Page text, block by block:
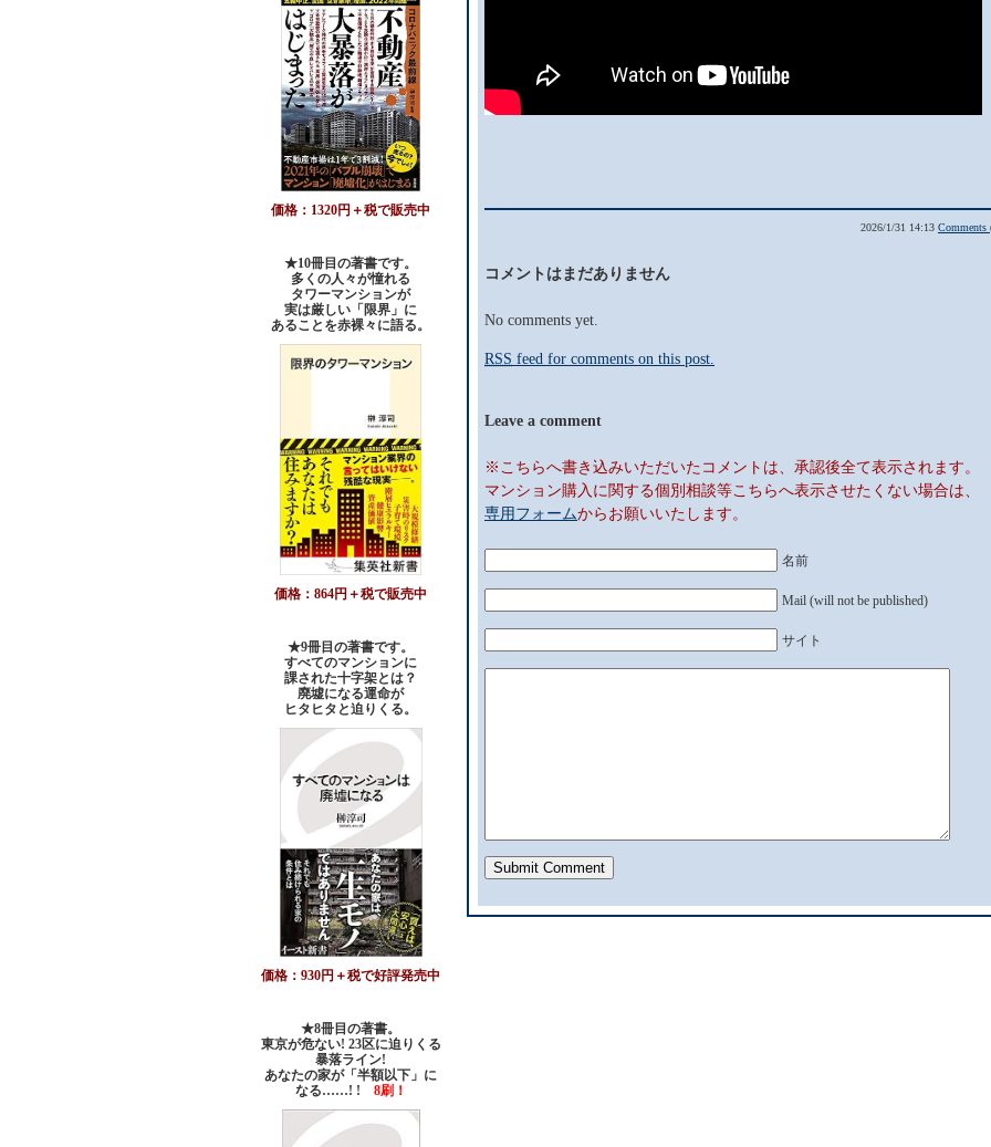
価格：1320円＋税で販売中
★10冊目の著書です。
多くの人々が憧れる
タワーマンションが
実は厳しい「限界」に
あることを赤裸々に語る。
価格：864円＋税で販売中
★9冊目の著書です。
すべてのマンションに
課された十字架とは？
廃墟になる運命が
ヒタヒタと迫りくる。
価格：930円＋税で好評発売中
★8冊目の著書。
東京が危ない! 23区に迫りくる
暴落ライン!
あなたの家が「半額以下」に
なる……! ! 8刷！
2026/1/31 14:13 Comments
コメントはまだありません
No comments yet.
RSS feed for comments on this post.
Leave a comment
※こちらへ書き込みいただいたコメントは、承認後全て表示されます。
マンション購入に関する個別相談等こちらへ表示させたくない場合は、
専用フォームからお願いいたします。
名前
Mail (will not be published)
サイト